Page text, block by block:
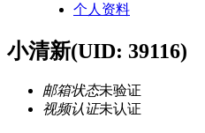
个人资料
小清新(UID: 39116)
邮箱状态未验证
视频认证未认证